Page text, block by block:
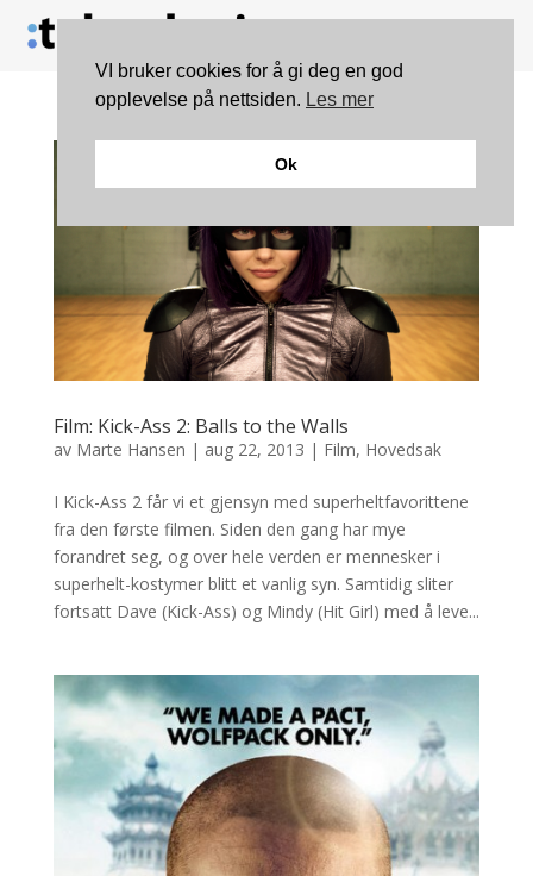
Film: Kick-Ass 2: Balls to the Walls
av Marte Hansen | aug 22, 2013 | Film, Hovedsak
I Kick-Ass 2 får vi et gjensyn med superheltfavorittene
fra den første filmen. Siden den gang har mye
forandret seg, og over hele verden er mennesker i
superhelt-kostymer blitt et vanlig syn. Samtidig sliter
fortsatt Dave (Kick-Ass) og Mindy (Hit Girl) med å leve...
VI bruker cookies for å gi deg en god
opplevelse på nettsiden. Les mer
Ok